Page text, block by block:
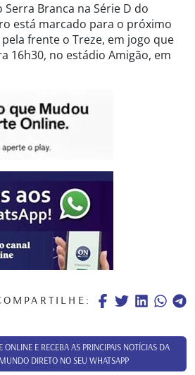
Branca na Série D do
está marcado para o próximo
frente o Treze, em jogo que
16h30, no estádio Amigão, em
E RECEBA AS PRINCIPAIS NOTÍCIAS DA
DIRETO NO SEU WHATSAPP